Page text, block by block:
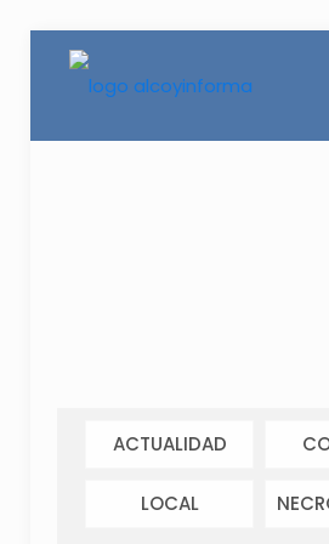
ACTUALIDAD
LOCAL